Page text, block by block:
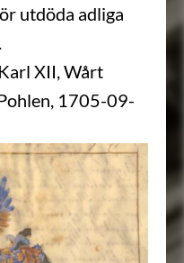
utdöda adliga
XII, Wårt
1705-09-